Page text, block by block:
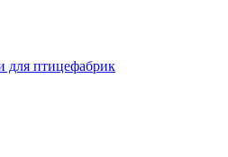
для птицефабрик